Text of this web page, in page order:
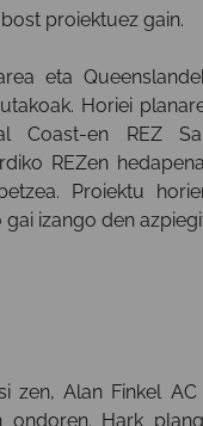
proiektuez gain.
eta
Horiei
Coast-en REZ
REZen
Proiektu
izango den
zen, Alan Finkel
ondoren. Hark